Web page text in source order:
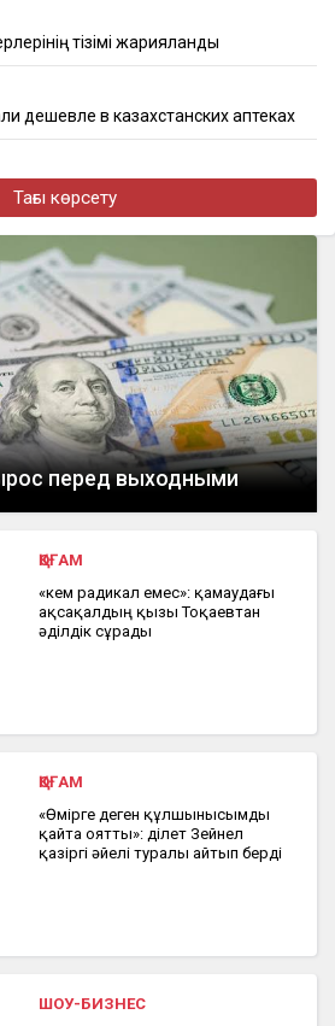
тізімі жарияланды
дешевле в казахстанских аптеках
Әділет Зейнел жұрттың
Тағы көрсету
перед выходными
ҚОҒАМ
«Әкем радикал емес»: қамаудағы
ақсақалдың қызы Тоқаевтан
әділдік сұрады
ҚОҒАМ
«Өмірге деген құлшынысымды
қайта оятты»: Әділет Зейнел
қазіргі әйелі туралы айтып берді
ШОУ-БИЗНЕС